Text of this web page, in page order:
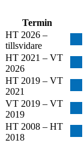
Termin
HT 2026 –
tillsvidare
HT 2021 – VT
2026
HT 2019 – VT
2021
VT 2019 – VT
2019
HT 2008 – HT
2018